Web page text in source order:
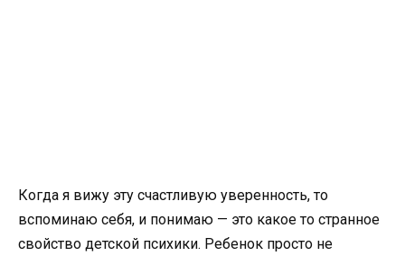
Когда я вижу эту счастливую уверенность, то
вспоминаю себя, и понимаю — это какое то странное
свойство детской психики. Ребенок просто не